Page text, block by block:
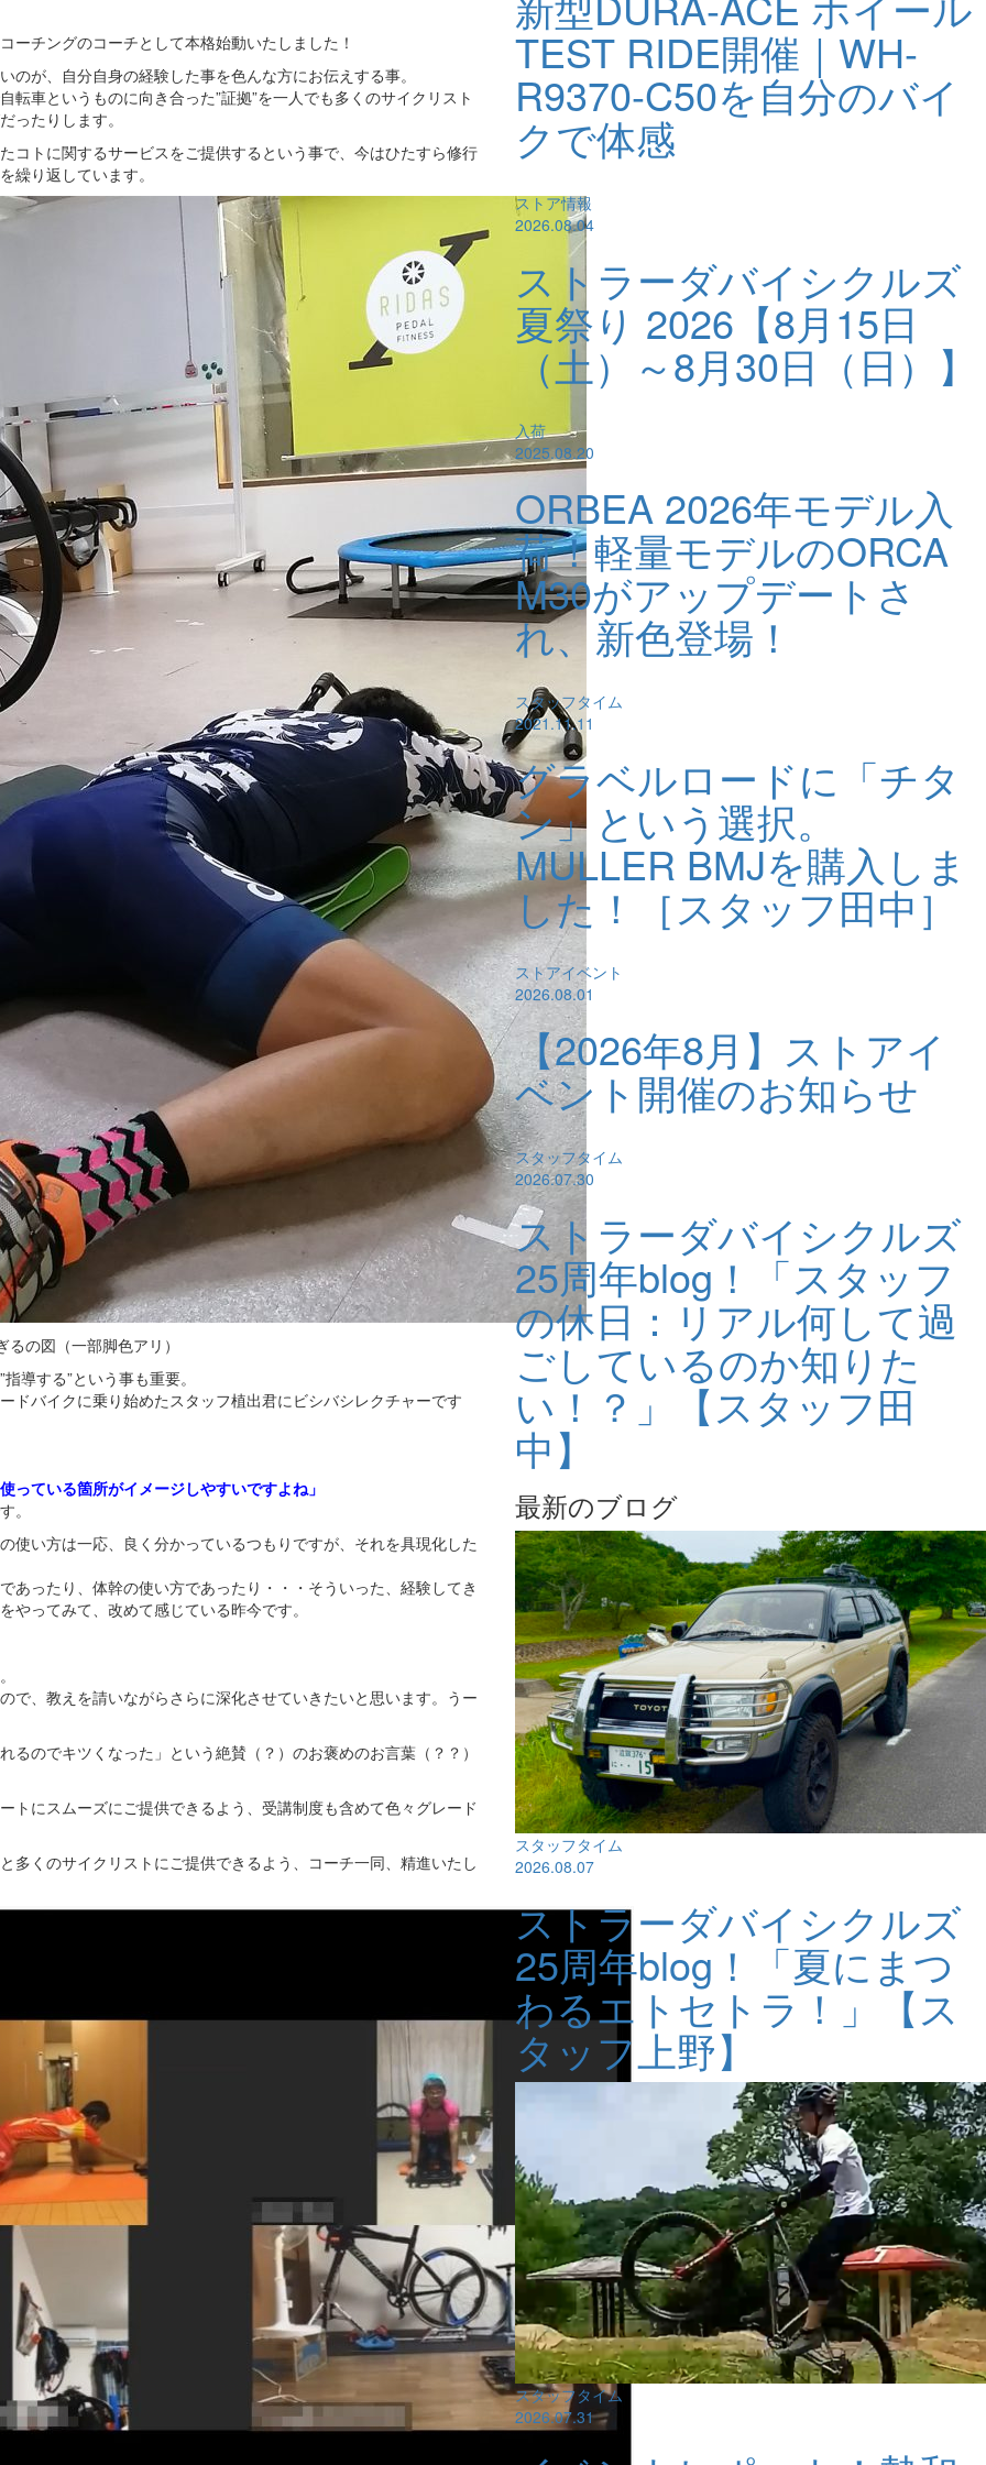
ーチングのコーチとして本格始動いたしました！
が、自分自身の経験した事を色んな方にお伝えする事。
車というものに向き合った”証拠”を一人でも多くのサイクリスト
ったりします。
コトに関するサービスをご提供するという事で、今はひたすら修行
繰り返しています。
の図（一部脚色アリ）
導する”という事も重要。
ドバイクに乗り始めたスタッフ植出君にビシバシレクチャーです
っている箇所がイメージしやすいですよね」
。
い方は一応、良く分かっているつもりですが、それを具現化した
ったり、体幹の使い方であったり・・・そういった、経験してき
ってみて、改めて感じている昨今です。
、教えを請いながらさらに深化させていきたいと思います。うー
のでキツくなった」という絶賛（？）のお褒めのお言葉（？？）
にスムーズにご提供できるよう、受講制度も含めて色々グレード
多くのサイクリストにご提供できるよう、コーチ一同、精進いたし
TEST RIDE開催｜WH-
R9370-C50を自分のバイ
クで体感
ストア情報
2026.08.04
ストラーダバイシクルズ
夏祭り 2026【8月15日
（土）～8月30日（日）】
入荷
2025.08.20
ORBEA 2026年モデル入
荷！軽量モデルのORCA
M30がアップデートさ
れ、新色登場！
スタッフタイム
2021.11.11
グラベルロードに「チタ
ン」という選択。
MULLER BMJを購入しま
した！［スタッフ田中］
ストアイベント
2026.08.01
【2026年8月】ストアイ
ベント開催のお知らせ
スタッフタイム
2026.07.30
ストラーダバイシクルズ
25周年blog！「スタッフ
の休日：リアル何して過
ごしているのか知りた
い！？」【スタッフ田
中】
最新のブログ
スタッフタイム
2026.08.07
ストラーダバイシクルズ
25周年blog！「夏にまつ
わるエトセトラ！」【ス
タッフ上野】
スタッフタイム
2026.07.31